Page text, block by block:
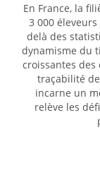
En France, la
3 000
delà des
dynamisme du
croissantes
traçabilité
incarne un
relève les